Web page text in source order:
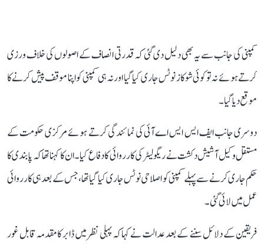
کمپنی کی جانب سے یہ بھی دلیل دی گئی کہ قدرتی انصاف کے اصولوں کی خلاف ورزی
کرتے ہوئے نہ تو کوئی شوکاز نوٹس جاری کیا گیا اور نہ ہی کمپنی کو اپنا موقف پیش کرنے کا
موقع دیا گیا۔
دوسری جانب ایف ایس ایس اے آئی کی نمائندگی کرتے ہوئے مرکزی حکومت کے
مستقل وکیل آشیش دکشت نے ریگولیٹر کی کارروائی کا دفاع کیا۔ ان کا کہنا تھا کہ پابندی کا
حکم جاری کرنے سے پہلے کمپنی کو اصلاحی نوٹس جاری کیا گیا تھا، جس کے بعد ہی کارروائی
عمل میں لائی گئی۔
فریقین کے دلائل سننے کے بعد عدالت نے کہا کہ پہلی نظر میں ڈابر کا مقدمہ قابل غور